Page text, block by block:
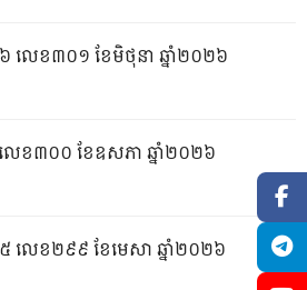
៦ លេខ៣០១ ខែមិថុនា ឆ្នាំ២០២៦
លេខ៣០០ ខែឧសភា ឆ្នាំ២០២៦
៥ លេខ២៩៩ ខែមេសា ឆ្នាំ២០២៦